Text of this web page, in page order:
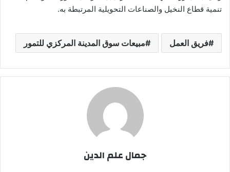
تنمية قطاع النخيل والصناعات التحويلية المرتبطة به.
فريق العمل مبيعات سوق المدينة المركزي للتمور
جمال علم الدين